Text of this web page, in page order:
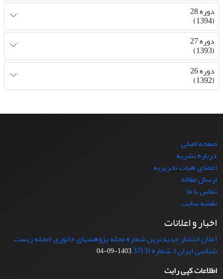
دوره 28
(1394)
دوره 27
(1393)
دوره 26
(1392)
صفحه اصلی
درباره نشریه
اعضای هیات تحریریه
ارسال مقاله
تماس با ما
نقشه سایت
اخبار و اعلانات
اعلان انتشار جدیدترین شماره مجله پژوهشهای جانوری (مجله زیست
شناسی ایران)، شماره (3)37
1403-09-04
اطلاعات کپی رایت